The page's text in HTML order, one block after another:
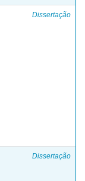
Dissertação
Dissertação